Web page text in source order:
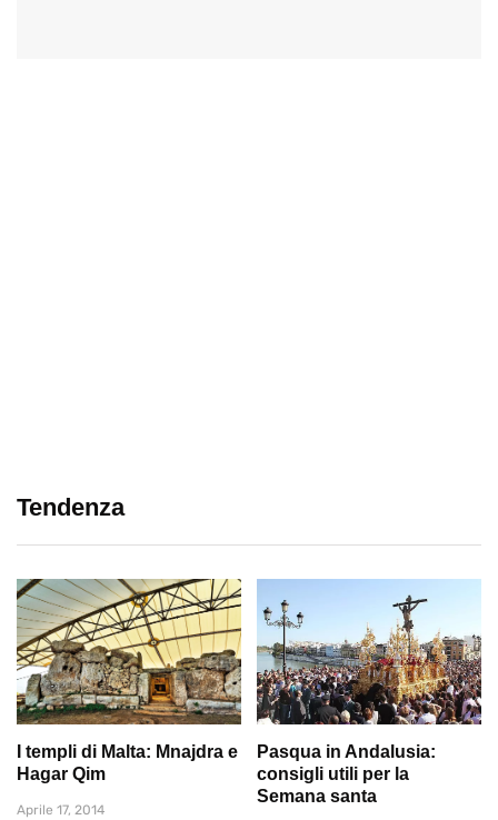
Tendenza
I templi di Malta: Mnajdra e
Hagar Qim
Aprile 17, 2014
Pasqua in Andalusia:
consigli utili per la
Semana santa